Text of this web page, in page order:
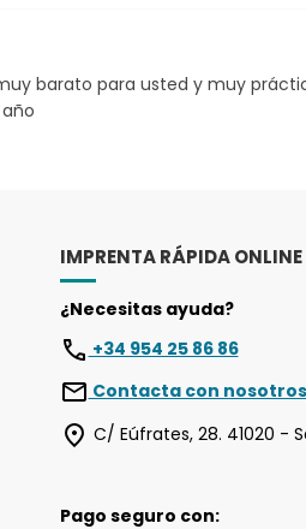
barato para usted y muy
IMPRENTA RÁPIDA ONLINE
¿Necesitas ayuda?
+34 954 25 86 86
Contacta con nosotros
C/ Eúfrates, 28. 41020 -
Pago seguro con: